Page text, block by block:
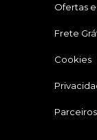
Ofertas
Frete
Cookies